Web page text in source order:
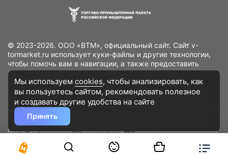
© 2023-2026. ООО «ВТМ», официальный сайт. Сайт v-
tormarket.ru использует куки-файлы и другие технологии,
чтобы помочь вам в навигации, а также предоставить
лучший пользовательский опыт, анализировать
использование наших продуктов и услуг, повысить
качество рекламных и маркетинговых активностей. Если
Вы не хотите, чтобы Ваши пользовательские данные
обрабатывались, пожалуйста, ограничьте их использование
в своём браузере.
конфиденциальности
Разработано DST Global
Мы используем cookies, чтобы анализировать, как
вы пользуетесь сайтом, рекомендовать полезное
и создавать другие удобства на сайте
Принять